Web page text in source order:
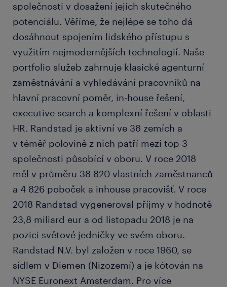
společnosti v dosažení jejich skutečného
potenciálu. Věříme, že nejlépe se toho dá
dosáhnout spojením lidského přístupu s
využitím nejmodernějších technologií. Naše
portfolio služeb zahrnuje klasické agenturní
zaměstnávání a vyhledávání pracovníků na
hlavní pracovní poměr, in-house řešení,
executive search a komplexní řešení v oblasti
HR. Randstad je aktivní ve 38 zemích a
v téměř polovině z nich patří mezi top 3
společnosti působící v oboru. V roce 2018
měl v průměru 38 820 vlastních zaměstnanců
a 4 826 poboček a inhouse pracovišť. V roce
2018 Randstad vygeneroval příjmy v hodnotě
23,8 miliard eur a od listopadu 2018 je na
pozici světové jedničky ve svém oboru.
Randstad N.V. byl založen v roce 1960, se
sídlem v Diemen (Nizozemí) a je kótován na
NYSE Euronext Amsterdam. Pro více